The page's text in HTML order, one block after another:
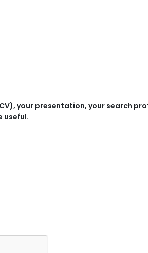
your presentation, your search
useful.